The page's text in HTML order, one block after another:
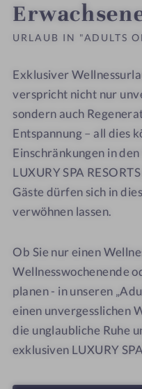
URLAUB IN "ADULTS
Exklusiver
verspricht nicht nur
sondern auch
Entspannung – all dies
Einschränkungen in
LUXURY SPA
Gäste dürfen sich in
verwöhnen lassen.
Ob Sie nur einen
Wellnesswochenende
planen - in unseren
einen unvergesslichen
die unglaubliche Ruhe
exklusiven LUXURY